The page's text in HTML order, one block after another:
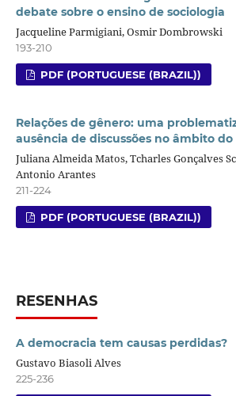
debate sobre o ensino de sociologia
Jacqueline Parmigiani, Osmir Dombrowski
193-210
PDF (PORTUGUESE (BRAZIL))
Relações de gênero: uma
ausência de discussões no âmbito do
Juliana Almeida Matos, Tcharles Gonçalves
Antonio Arantes
211-224
PDF (PORTUGUESE (BRAZIL))
RESENHAS
A democracia tem causas perdidas?
Gustavo Biasoli Alves
225-236